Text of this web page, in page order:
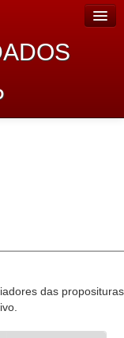
das proposituras